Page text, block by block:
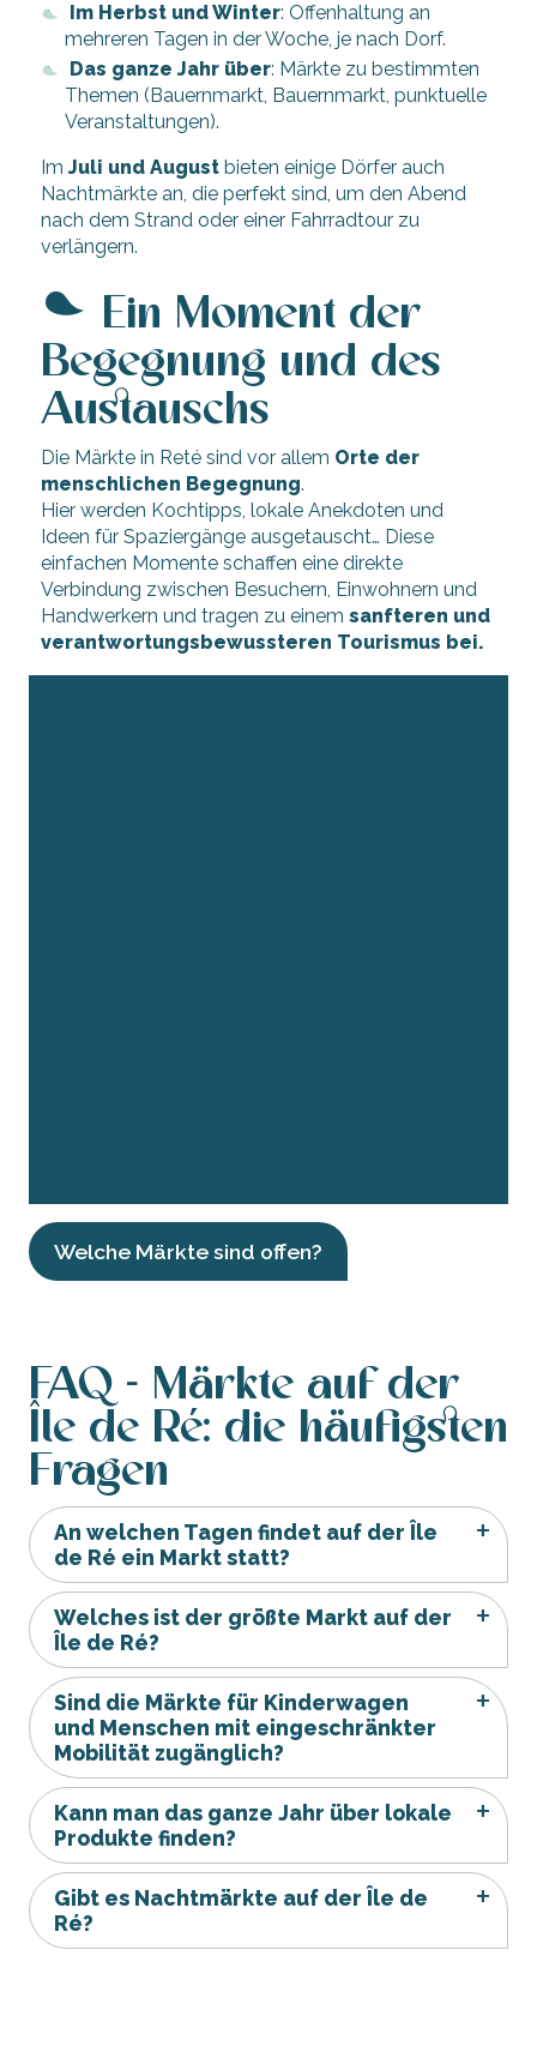
Im Herbst und Winter: Offenhaltung an
mehreren Tagen in der Woche, je nach Dorf.
Das ganze Jahr über: Märkte zu bestimmten
Themen (Bauernmarkt, Bauernmarkt, punktuelle
Veranstaltungen).
Im Juli und August bieten einige Dörfer auch
Nachtmärkte an, die perfekt sind, um den Abend
nach dem Strand oder einer Fahrradtour zu
verlängern.
Ein Moment der
Begegnung und des
Austauschs
Die Märkte in Reté sind vor allem Orte der
menschlichen Begegnung.
Hier werden Kochtipps, lokale Anekdoten und
Ideen für Spaziergänge ausgetauscht… Diese
einfachen Momente schaffen eine direkte
Verbindung zwischen Besuchern, Einwohnern und
Handwerkern und tragen zu einem sanfteren und
verantwortungsbewussteren Tourismus bei.
Welche Märkte sind offen?
FAQ - Märkte auf der
Île de Ré: die häufigsten
Fragen
An welchen Tagen findet auf der Île
de Ré ein Markt statt?
Welches ist der größte Markt auf der
Île de Ré?
Sind die Märkte für Kinderwagen
und Menschen mit eingeschränkter
Mobilität zugänglich?
Kann man das ganze Jahr über lokale
Produkte finden?
Gibt es Nachtmärkte auf der Île de
Ré?